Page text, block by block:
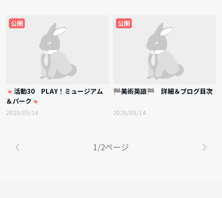
公開
🍬活動30 PLAY！ミュージアム
＆パーク🍬
2020/05/16
公開
🏁美術英語🏁 詳細＆ブログ目次
2020/05/14
1/2ページ